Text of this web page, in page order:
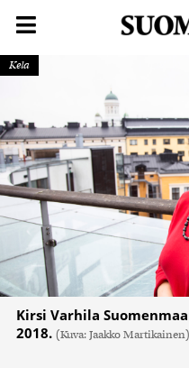
Kela
Kirsi Varhila
2018. (Kuva: Jaakko Martikainen)